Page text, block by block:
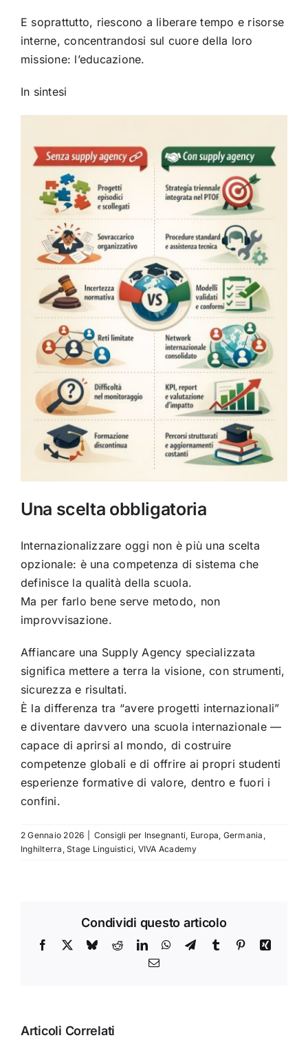
E soprattutto, riescono a liberare tempo e risorse
interne, concentrandosi sul cuore della loro
missione: l’educazione.
In sintesi
Una scelta obbligatoria
Internazionalizzare oggi non è più una scelta
opzionale: è una competenza di sistema che
definisce la qualità della scuola.
Ma per farlo bene serve metodo, non
improvvisazione.
Affiancare una Supply Agency specializzata
significa mettere a terra la visione, con strumenti,
sicurezza e risultati.
È la differenza tra “avere progetti internazionali”
e diventare davvero una scuola internazionale —
capace di aprirsi al mondo, di costruire
competenze globali e di offrire ai propri studenti
esperienze formative di valore, dentro e fuori i
confini.
2 Gennaio 2026 Consigli per Insegnanti, Europa, Germania ,
Inghilterra ,Stage Linguistici, VIVA Academy
Condividi questo articolo
Facebook BlueskyRedditLinkedInWhatsApp
TelegramTumblr PinterestXing
Email
Articoli Correlati